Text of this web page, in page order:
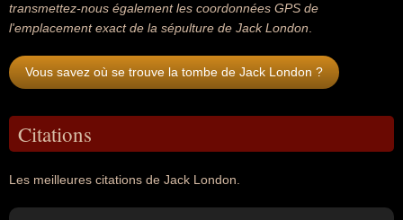
transmettez-nous également les coordonnées GPS de
l'emplacement exact de la sépulture de Jack London
Vous savez où se trouve la tombe de Jack London ?
Citations
Les meilleures citations de Jack London.